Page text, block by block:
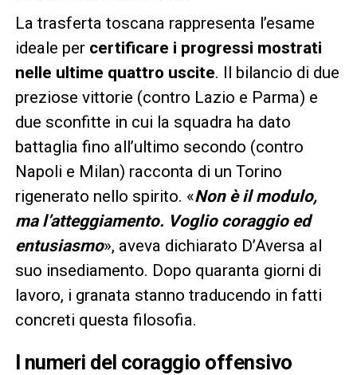
La trasferta toscana rappresenta l’esame
ideale per certificare i progressi mostrati
nelle ultime quattro uscite. Il bilancio di due
preziose vittorie (contro Lazio e Parma) e
due sconfitte in cui la squadra ha dato
battaglia fino all’ultimo secondo (contro
Napoli e Milan) racconta di un Torino
rigenerato nello spirito. «Non è il modulo,
ma l’atteggiamento. Voglio coraggio ed
entusiasmo», aveva dichiarato D’Aversa al
suo insediamento. Dopo quaranta giorni di
lavoro, i granata stanno traducendo in fatti
concreti questa filosofia.
I numeri del coraggio offensivo